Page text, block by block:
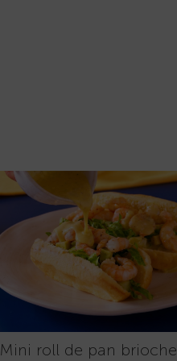
Mini roll de pan brioche